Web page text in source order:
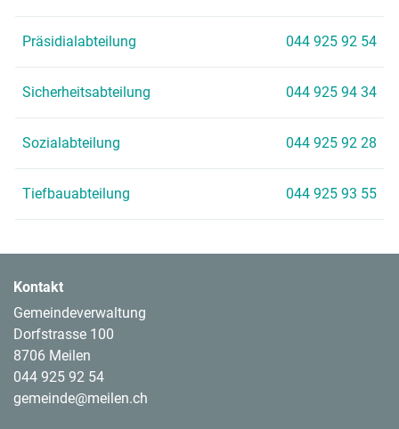
Präsidialabteilung 044 925 92 54
Sicherheitsabteilung 044 925 94 34
Sozialabteilung 044 925 92 28
Tiefbauabteilung 044 925 93 55
Kontakt
Gemeindeverwaltung
Dorfstrasse 100
8706 Meilen
044 925 92 54
gemeinde@meilen.ch